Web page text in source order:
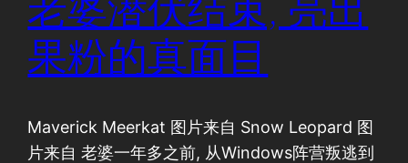
果粉的真面目
Maverick Meerkat 图片来自 Snow Leopard 图
片来自 老婆一年多之前, 从Windows阵营叛逃到